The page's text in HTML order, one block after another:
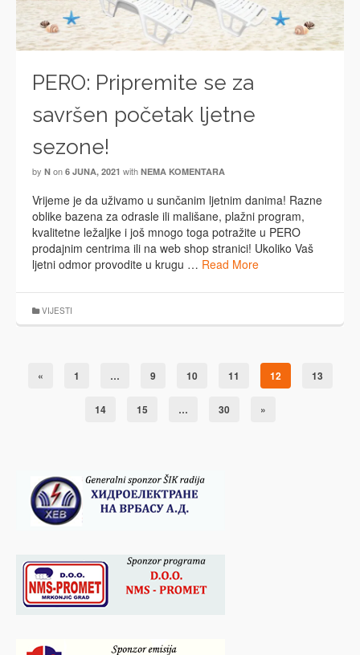
PERO: Pripremite se za
savršen početak ljetne
sezone!
by N on 6 JUNA, 2021 with NEMA KOMENTARA
Vrijeme je da uživamo u sunčanim ljetnim danima! Razne
oblike bazena za odrasle ili mališane, plažni program,
kvalitetne ležaljke i još mnogo toga potražite u PERO
prodajnim centrima ili na web shop stranici! Ukoliko Vaš
ljetni odmor provodite u krugu … Read More
VIJESTI
« 1 … 9 10 11 12 13
14 15 … 30 »